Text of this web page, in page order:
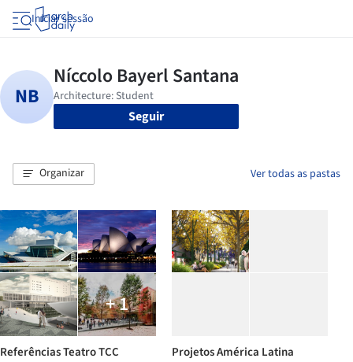
Iniciar sessão
Seguir
Organizar Ver todas as pastas
+ 1
Referências Teatro TCC Projetos América Latina